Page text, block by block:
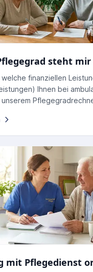
steht mir
welche finanziellen
Ihnen bei
mit Pflegedienst